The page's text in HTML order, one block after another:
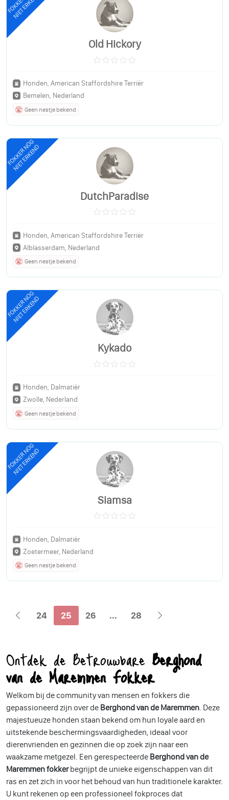
Old Hickory
Honden, American Staffordshire Terriër
Bemelen, Nederland
Geen nestje bekend
FOKKER NOG
NIET ERKEND
DutchParadise
Honden, American Staffordshire Terriër
Alblasserdam, Nederland
Geen nestje bekend
FOKKER NOG
NIET ERKEND
Kykado
Honden, Dalmatiër
Zwolle, Nederland
Geen nestje bekend
FOKKER NOG
NIET ERKEND
Siamsa
Honden, Dalmatiër
Zoetermeer, Nederland
Geen nestje bekend
24 25 26 ... 28
Ontdek de Betrouwbare Berghond
van de Maremmen Fokker
Welkom bij de community van mensen en fokkers die
gepassioneerd zijn over de Berghond van de Maremmen . Deze
majestueuze honden staan bekend om hun loyale aard en
uitstekende beschermingsvaardigheden, ideaal voor
dierenvrienden en gezinnen die op zoek zijn naar een
waakzame metgezel. Een gerespecteerde Berghond van de
Maremmen fokkerbegrijpt de unieke eigenschappen van dit
ras en zet zich in voor het behoud van hun traditionele karakter.
U kunt rekenen op een professioneel fokproces dat